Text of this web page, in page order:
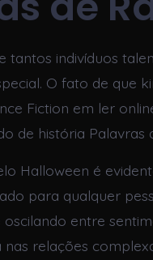
tantos indivíduos
O fato de que
Fiction em ler
de história Palavras
Halloween é
para qualquer
oscilando entre
relações